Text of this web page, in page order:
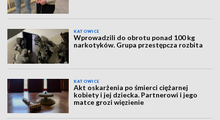
KATOWICE
Wprowadzili do obrotu ponad 100 kg
narkotyków. Grupa przestępcza rozbita
KATOWICE
Akt oskarżenia po śmierci ciężarnej
kobiety i jej dziecka. Partnerowi i jego
matce grozi więzienie